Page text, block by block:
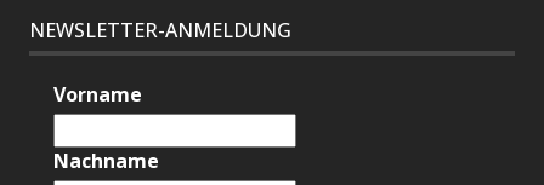
NEWSLETTER-ANMELDUNG
Vorname
Nachname